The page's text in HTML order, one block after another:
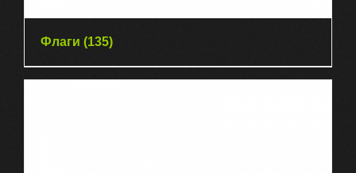
Флаги (135)